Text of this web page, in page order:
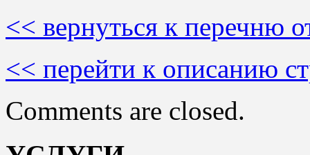
<< вернуться к перечню
<< перейти к описанию
Comments are closed.